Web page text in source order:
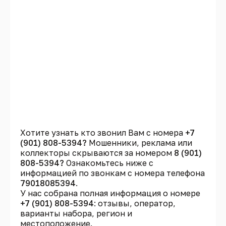
Хотите узнать кто звонил Вам с номера +7
(901) 808-5394? Мошенники, реклама или
коллекторы скрываются за номером 8 (901)
808-5394? Ознакомьтесь ниже с
информацией по звонкам с номера телефона
79018085394.
У нас собрана полная информация о номере
+7 (901) 808-5394: отзывы, оператор,
варианты набора, регион и
местоположение.